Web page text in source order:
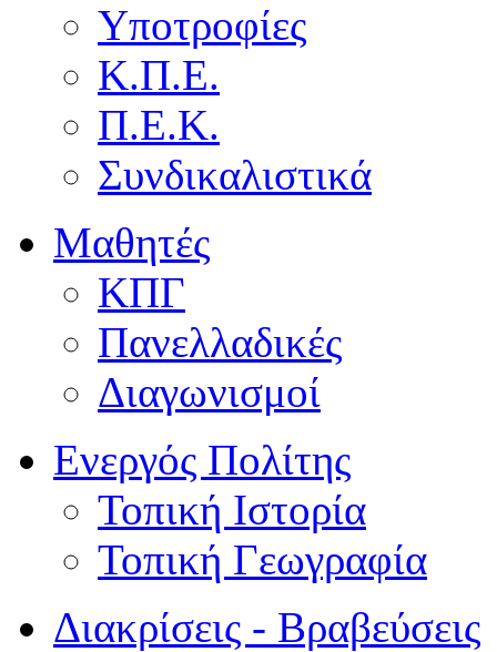
Υποτροφίες
Κ.Π.Ε.
Π.Ε.Κ.
Συνδικαλιστικά
Μαθητές
ΚΠΓ
Πανελλαδικές
Διαγωνισμοί
Ενεργός Πολίτης
Τοπική Ιστορία
Τοπική Γεωγραφία
Διακρίσεις - Βραβεύσεις